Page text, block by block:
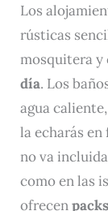
Los
rústicas
mosquitera y
día. Los
agua
la echarás
no va
como en las
ofrecen